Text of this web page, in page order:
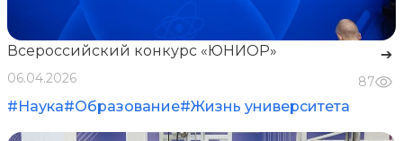
Всероссийский конкурс «ЮНИОР» ➔
06.04.2026 87
#Наука#Образование#Жизнь университета